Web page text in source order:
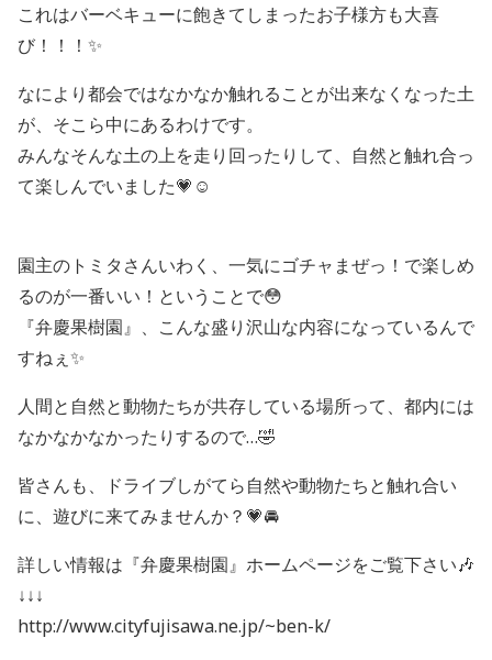
これはバーベキューに飽きてしまったお子様方も大喜
び！！！✨
なにより都会ではなかなか触れることが出来なくなった土
が、そこら中にあるわけです。
みんなそんな土の上を走り回ったりして、自然と触れ合っ
て楽しんでいました💗☺️
園主のトミタさんいわく、一気にゴチャまぜっ！で楽しめ
るのが一番いい！ということで😳
『弁慶果樹園』、こんな盛り沢山な内容になっているんで
すねぇ✨
人間と自然と動物たちが共存している場所って、都内には
なかなかなかったりするので…🤣
皆さんも、ドライブしがてら自然や動物たちと触れ合い
に、遊びに来てみませんか？💗🚘
詳しい情報は『弁慶果樹園』ホームページをご覧下さい🎶
↓↓↓
http://www.cityfujisawa.ne.jp/~ben-k/